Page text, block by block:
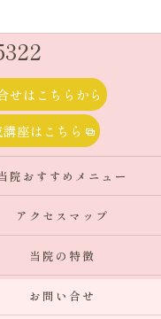
せはこちらから
座はこちら
院おすすめメニュー
アクセスマップ
当院の特徴
お問い合せ